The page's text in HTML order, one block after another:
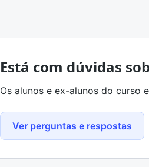
Está com dúvidas
Os alunos e ex-alunos do curso
Ver perguntas e respostas